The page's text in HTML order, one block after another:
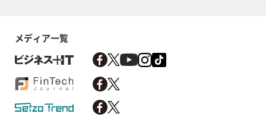
メディア一覧